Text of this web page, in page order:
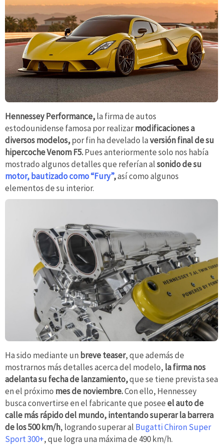
Hennessey Performance,la firma de autos
estodounidense famosa por realizarmodificaciones a
diversos modelos,por fin ha develado laversión final de su
hipercoche Venom F5.Pues anteriormente solo nos había
mostrado algunos detalles que referían alsonido de su
motor, bautizado como “Fury”,así como algunos
elementos de su interior.
Ha sido mediante un breve teaser, que además de
mostrarnos más detalles acerca del modelo, la firma nos
adelanta su fecha de lanzamiento,que se tiene prevista sea
en el próximo mes de noviembre.Con ello, Hennessey
busca convertirse en el fabricante que poseeel auto de
calle más rápido del mundo, intentando superar la barrera
de los 500 km/h, logrando superar al Bugatti Chiron Super
Sport 300+, que logra una máxima de 490 km/h.